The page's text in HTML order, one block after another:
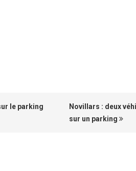
le parking
Novillars : deux
sur un parking